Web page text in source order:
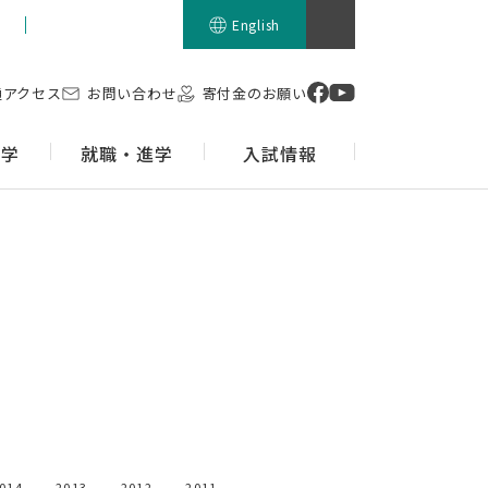
English
クセス お問い合わせ 寄付金のお願い
就職・進学 入試情報